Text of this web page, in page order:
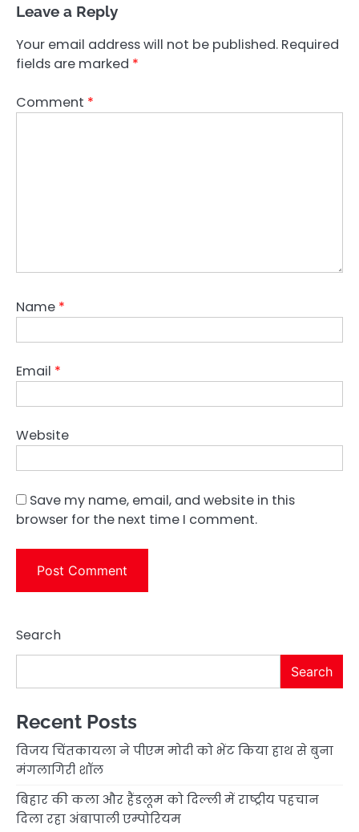
Leave a Reply
Your email address will not be published. Required
fields are marked *
Comment *
Name *
Email *
Website
Save my name, email, and website in this
browser for the next time I comment.
Search
Search
Recent Posts
विजय चिंतकायला ने पीएम मोदी को भेंट किया हाथ से बुना
मंगलागिरी शॉल
बिहार की कला और हैंडलूम को दिल्ली में राष्ट्रीय पहचान
दिला रहा अंबापाली एम्पोरियम